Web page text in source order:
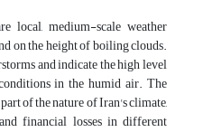
local, medium-scale weather
on the height of boiling clouds.
and indicate the high level
in the humid air. The
of the nature of Iran's climate,
financial losses in different